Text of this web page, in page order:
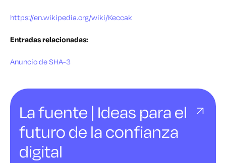
https://en.wikipedia.org/wiki/Keccak
Entradas relacionadas:
Anuncio de SHA-3
La fuente | Ideas para el
futuro de la confianza
digital